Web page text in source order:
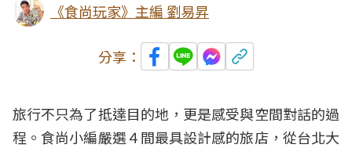
《食尚玩家》主編 劉易昇
分享：
旅行不只為了抵達目的地，更是感受與空間對話的過
程。食尚小編嚴選４間最具設計感的旅店，從台北大